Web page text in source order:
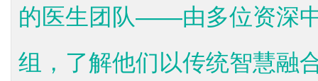
的医生团队——由多位资深
组，了解他们以传统智慧融